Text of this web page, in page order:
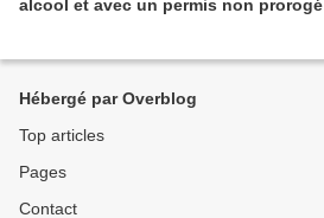
alcool et avec un permis non prorogé
Hébergé par Overblog
Top articles
Pages
Contact